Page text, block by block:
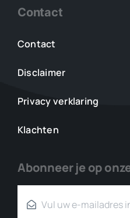
Contact
Contact
Disclaimer
Privacy verklaring
Klachten
Abonneer je op